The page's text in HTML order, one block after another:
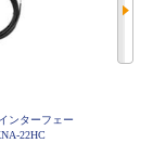
ンターフェー
22HC